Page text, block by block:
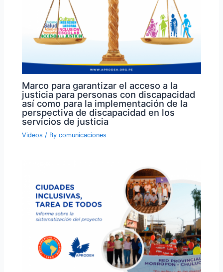
Marco para garantizar el acceso a la
justicia para personas con discapacidad
así como para la implementación de la
perspectiva de discapacidad en los
servicios de justicia
Videos / Bycomunicaciones